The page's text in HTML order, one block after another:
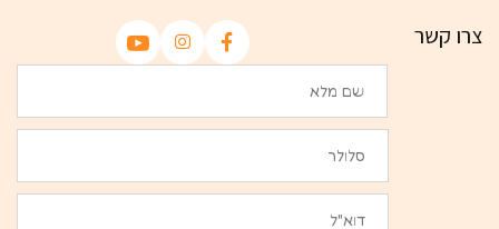
צרו קשר